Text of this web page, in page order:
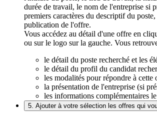
durée de travail, le nom de l'entreprise si
premiers caractères du descriptif du
publication de l'offre.
Vous accédez au détail d'une offre en
ou sur le logo sur la gauche. Vous
le détail du poste recherché et les
le détail du profil du candidat
les modalités pour répondre à cette
la présentation de l'entreprise (si
les informations complémentaires
5. Ajouter à votre sélection les offres qui